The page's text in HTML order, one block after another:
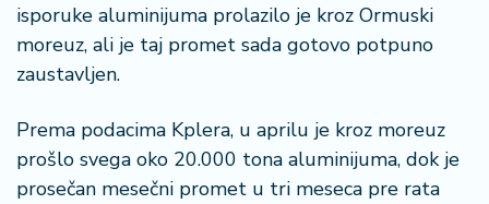
isporuke aluminijuma prolazilo je kroz Ormuski
moreuz, ali je taj promet sada gotovo potpuno
zaustavljen.
Prema podacima Kplera, u aprilu je kroz moreuz
prošlo svega oko 20.000 tona aluminijuma, dok je
prosečan mesečni promet u tri meseca pre rata